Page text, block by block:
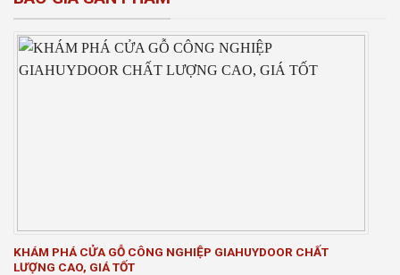
KHÁM PHÁ CỬA GỖ CÔNG NGHIỆP GIAHUYDOOR CHẤT
LƯỢNG CAO, GIÁ TỐT